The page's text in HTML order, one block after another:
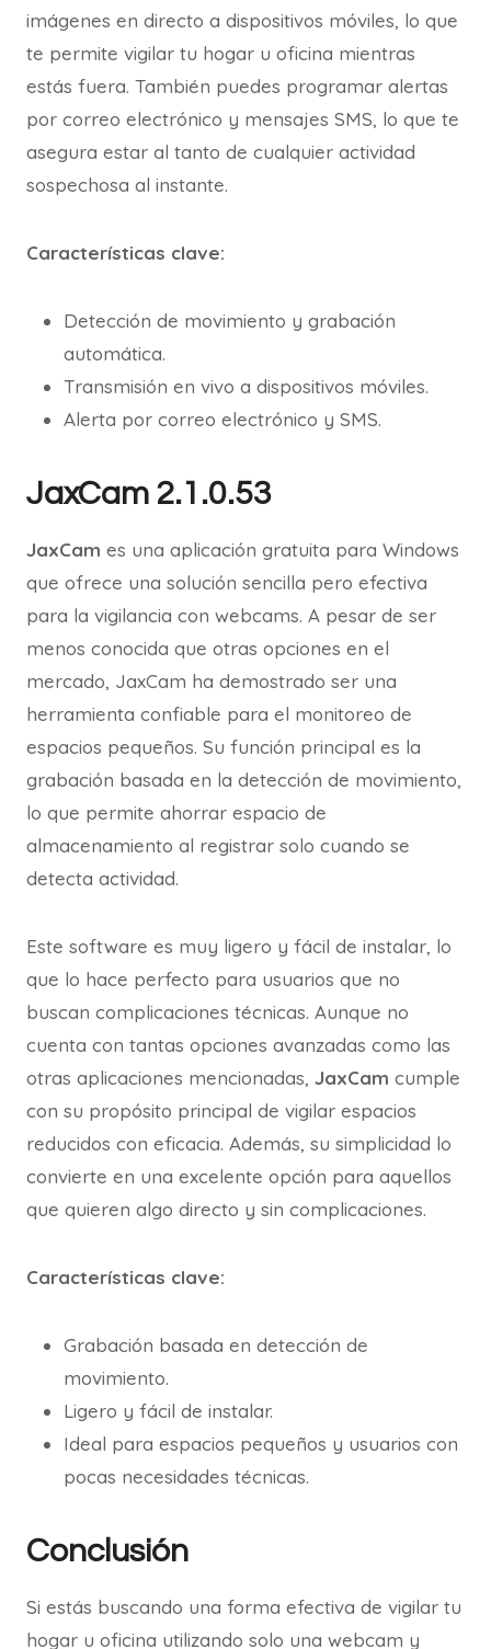
imágenes en directo a dispositivos móviles, lo que
te permite vigilar tu hogar u oficina mientras
estás fuera. También puedes programar alertas
por correo electrónico y mensajes SMS, lo que te
asegura estar al tanto de cualquier actividad
sospechosa al instante.
Características clave:
Detección de movimiento y grabación
automática.
Transmisión en vivo a dispositivos móviles.
Alerta por correo electrónico y SMS.
JaxCam 2.1.0.53
JaxCam es una aplicación gratuita para Windows
que ofrece una solución sencilla pero efectiva
para la vigilancia con webcams. A pesar de ser
menos conocida que otras opciones en el
mercado, JaxCam ha demostrado ser una
herramienta confiable para el monitoreo de
espacios pequeños. Su función principal es la
grabación basada en la detección de movimiento,
lo que permite ahorrar espacio de
almacenamiento al registrar solo cuando se
detecta actividad.
Este software es muy ligero y fácil de instalar, lo
que lo hace perfecto para usuarios que no
buscan complicaciones técnicas. Aunque no
cuenta con tantas opciones avanzadas como las
otras aplicaciones mencionadas, JaxCam cumple
con su propósito principal de vigilar espacios
reducidos con eficacia. Además, su simplicidad lo
convierte en una excelente opción para aquellos
que quieren algo directo y sin complicaciones.
Características clave:
Grabación basada en detección de
movimiento.
Ligero y fácil de instalar.
Ideal para espacios pequeños y usuarios con
pocas necesidades técnicas.
Conclusión
Si estás buscando una forma efectiva de vigilar tu
hogar u oficina utilizando solo una webcam y